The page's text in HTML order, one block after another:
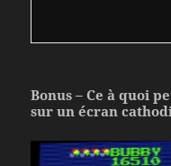
Bonus – Ce à quoi
sur un écran